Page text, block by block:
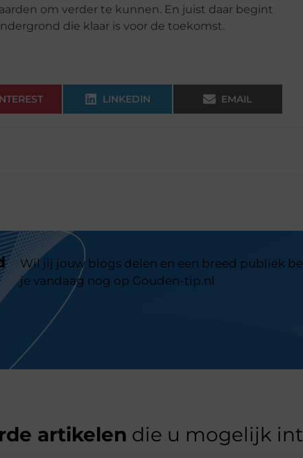
om verder te kunnen. En juist daar begint
die klaar is voor de toekomst.
LINKEDIN EMAIL
Wil jij jouw blogs delen en een breed publiek
je vandaag nog op Gouden-tip.nl
artikelen die u mogelijk